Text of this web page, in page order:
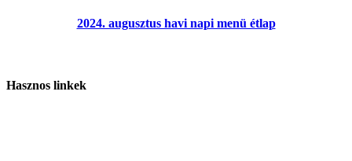
2024. augusztus havi napi menü étlap
Hasznos linkek